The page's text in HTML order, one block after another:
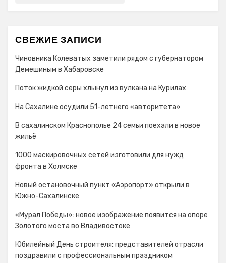
СВЕЖИЕ ЗАПИСИ
Чиновника Колеватых заметили рядом с губернатором
Демешиным в Хабаровске
Поток жидкой серы хлынул из вулкана на Курилах
На Сахалине осудили 51-летнего «авторитета»
В сахалинском Краснополье 24 семьи поехали в новое
жильё
1000 маскировочных сетей изготовили для нужд
фронта в Холмске
Новый остановочный пункт «Аэропорт» открыли в
Южно-Сахалинске
«Мурал Победы»: новое изображение появится на опоре
Золотого моста во Владивостоке
Юбилейный День строителя: представителей отрасли
поздравили с профессиональным праздником